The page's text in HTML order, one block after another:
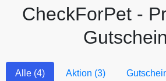
CheckForPet -
Alle (4) Aktion (3)